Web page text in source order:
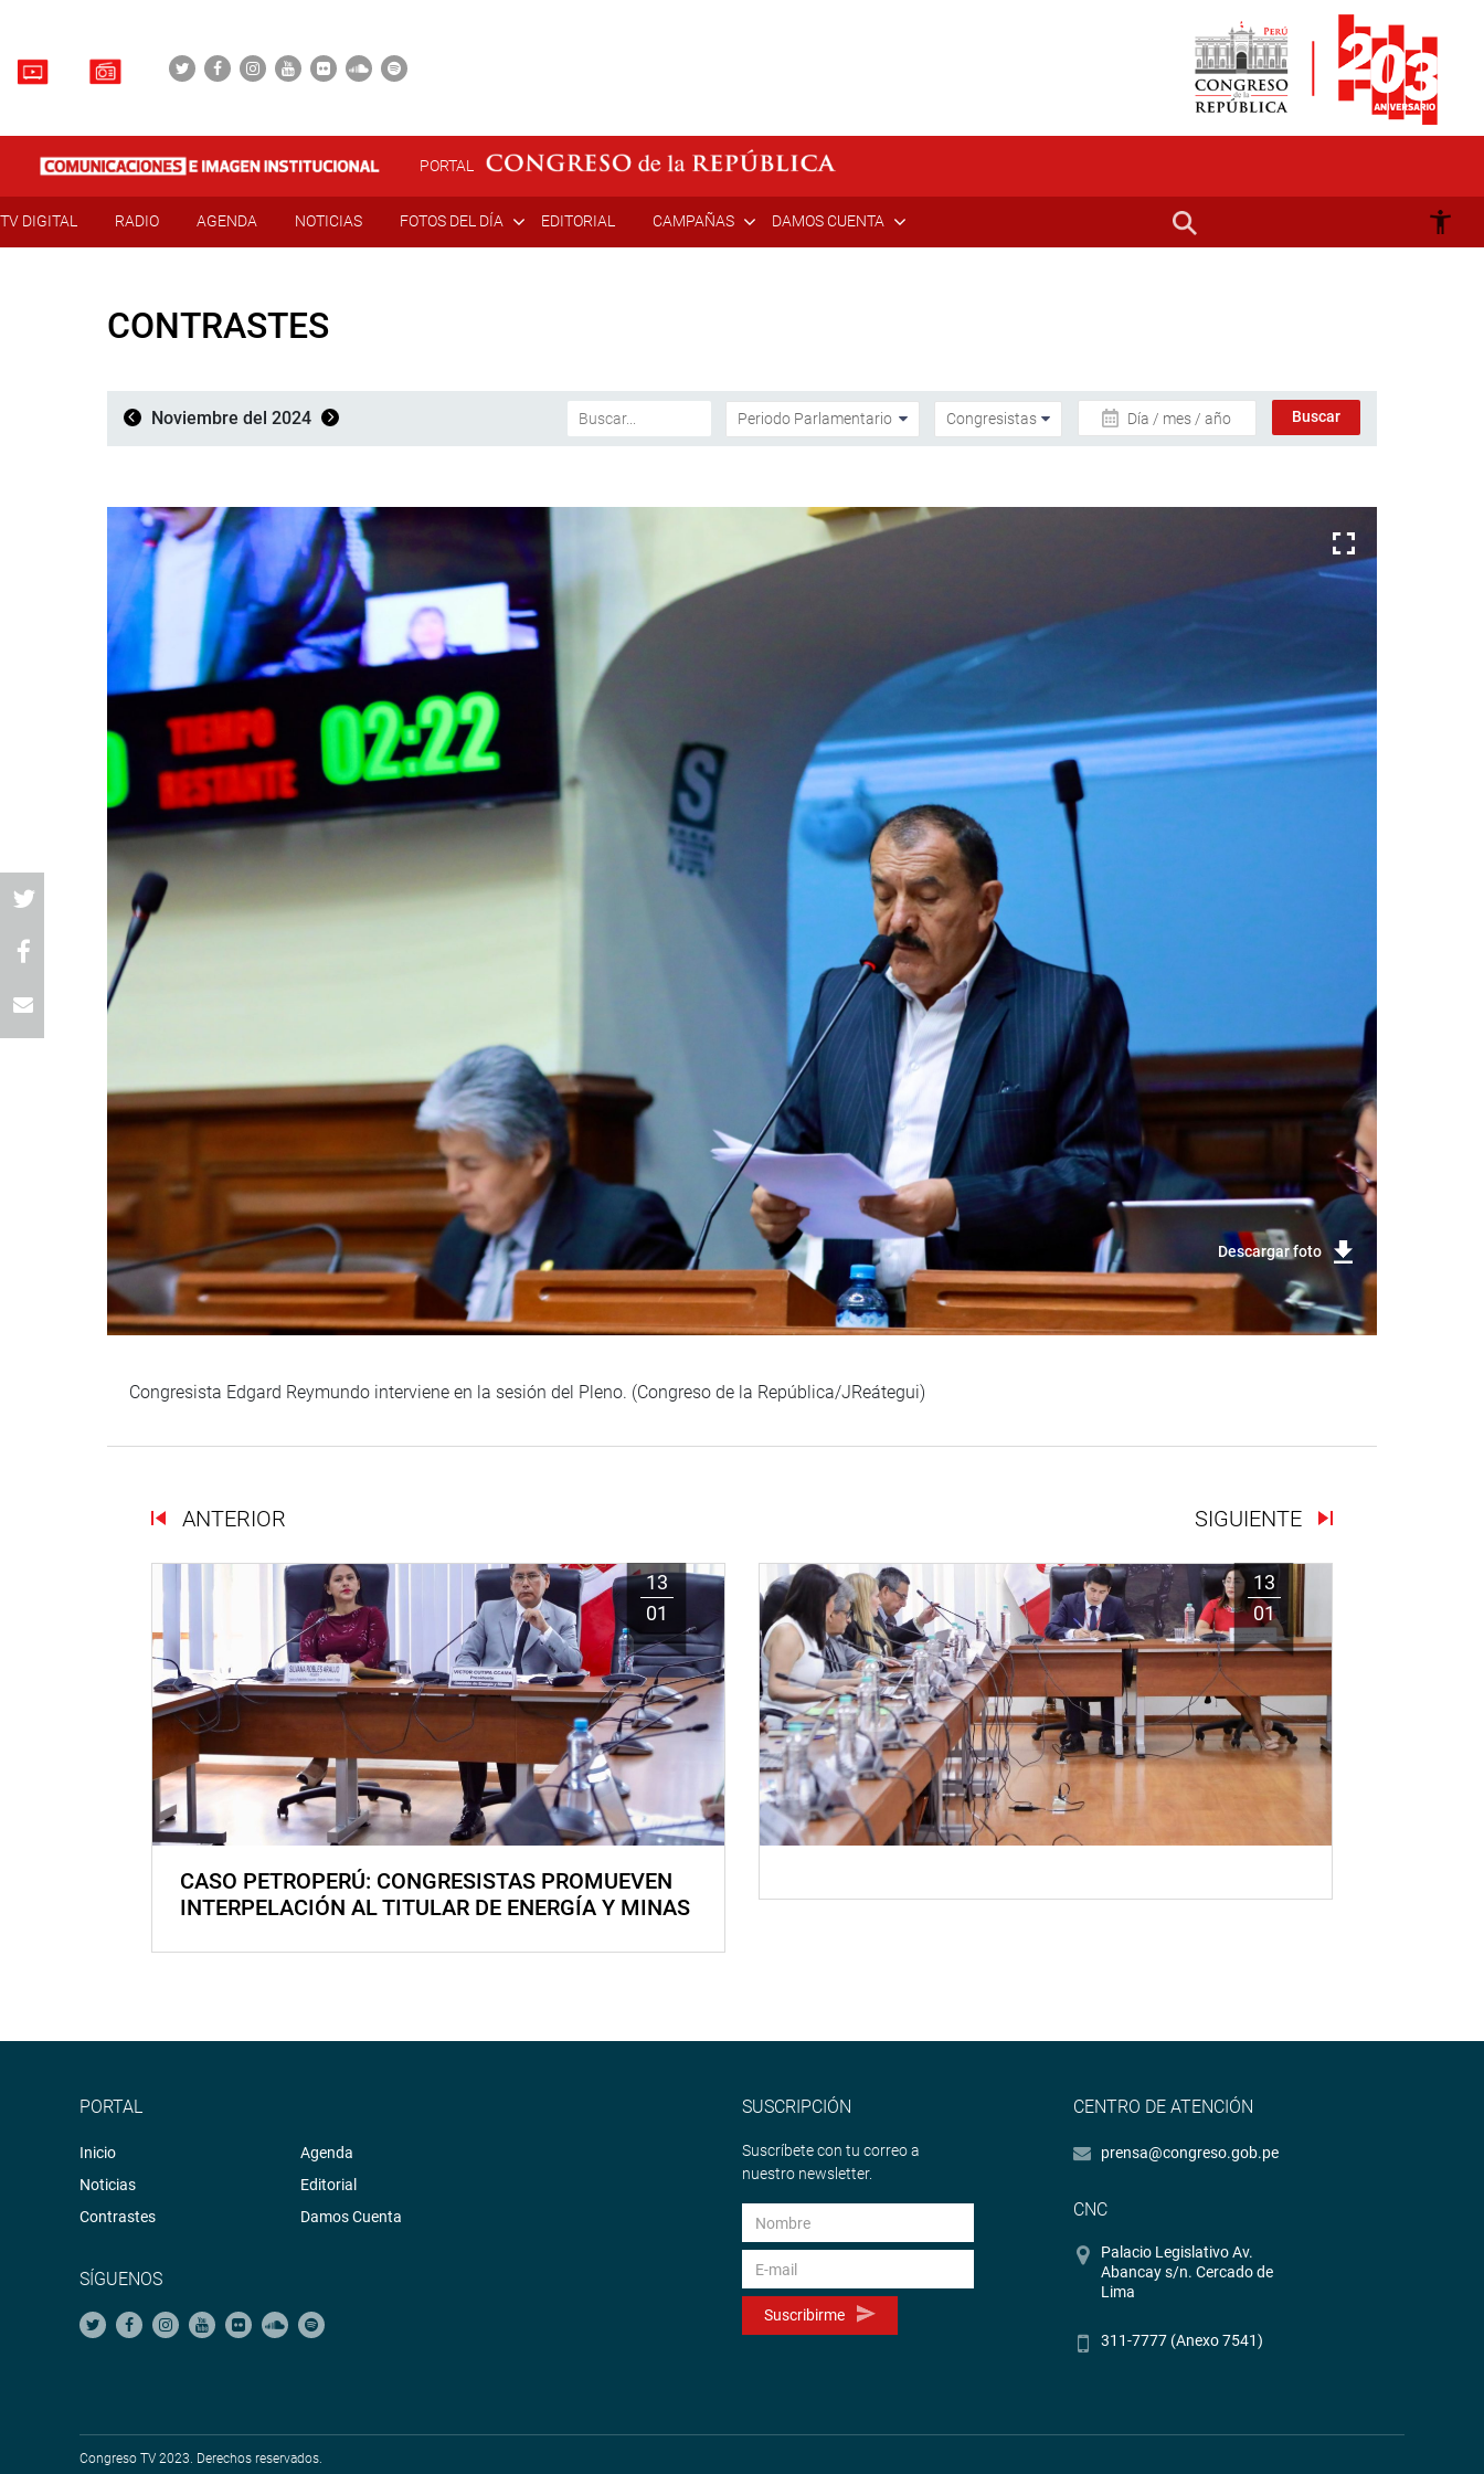
PORTAL
TV DIGITAL RADIO AGENDA NOTICIAS FOTOS DEL DÍA EDITORIAL CAMPAÑAS DAMOS CUENTA
CONTRASTES
Noviembre del 2024 Día / mes / año
Descargar foto
Congresista Edgard Reymundo interviene en la sesión del Pleno. (Congreso de la República/JReátegui)
ANTERIOR SIGUIENTE
13
01
CASO PETROPERÚ: CONGRESISTAS PROMUEVEN
INTERPELACIÓN AL TITULAR DE ENERGÍA Y MINAS
13
01
PORTAL
Inicio
Noticias
Contrastes
Agenda
Editorial
Damos Cuenta
SÍGUENOS
SUSCRIPCIÓN
Suscríbete con tu correo a
nuestro newsletter.
Suscribirme
CENTRO DE ATENCIÓN
prensa@congreso.gob.pe
CNC
Palacio Legislativo Av.
Abancay s/n. Cercado de
Lima
311-7777 (Anexo 7541)
Congreso TV 2023. Derechos reservados.